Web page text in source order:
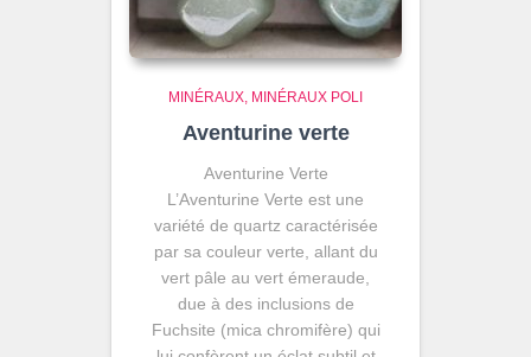
MINÉRAUX MINÉRAUX POLI
Aventurine verte
Aventurine Verte
L’Aventurine Verte est une
variété de quartz caractérisée
par sa couleur verte, allant du
vert pâle au vert émeraude,
due à des inclusions de
Fuchsite (mica chromifère) qui